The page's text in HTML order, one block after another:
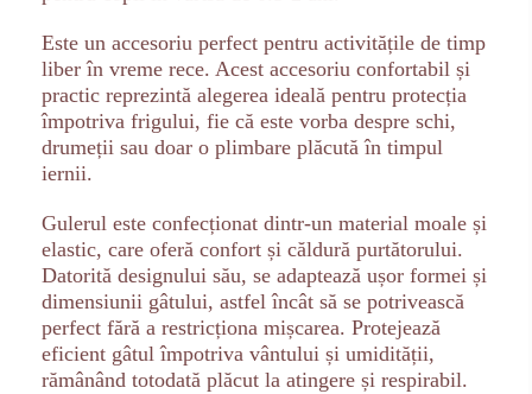
Este un accesoriu perfect pentru activitățile de timp
liber în vreme rece. Acest accesoriu confortabil și
practic reprezintă alegerea ideală pentru protecția
împotriva frigului, fie că este vorba despre schi,
drumeții sau doar o plimbare plăcută în timpul
iernii.
Gulerul este confecționat dintr-un material moale și
elastic, care oferă confort și căldură purtătorului.
Datorită designului său, se adaptează ușor formei și
dimensiunii gâtului, astfel încât să se potrivească
perfect fără a restricționa mișcarea. Protejează
eficient gâtul împotriva vântului și umidității,
rămânând totodată plăcut la atingere și respirabil.